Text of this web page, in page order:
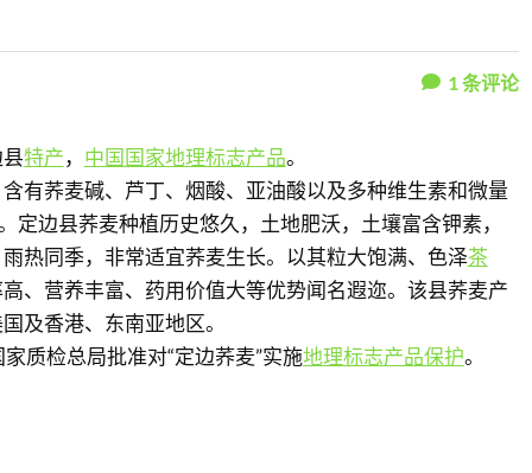
1条评论
特产， 中国国家地理标志产品。
有荞麦碱、芦丁、烟酸、亚油酸以及多种维生素和微量
定边县荞麦种植历史悠久，土地肥沃，土壤富含钾素，
热同季，非常适宜荞麦生长。以其粒大饱满、色泽茶
、营养丰富、药用价值大等优势闻名遐迩。该县荞麦产
及香港、东南亚地区。
质检总局批准对“定边荞麦”实施地理标志产品保护。